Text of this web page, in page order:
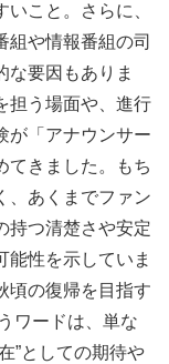
こと。さらに、
組や情報番組の司
な要因もありま
担う場面や、進行
が「アナウンサー
てきました。もち
、あくまでファン
持つ清楚さや安定
能性を示していま
頃の復帰を目指す
ワードは、単な
”としての期待や